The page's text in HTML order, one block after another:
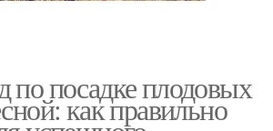
посадке плодовых
как правильно